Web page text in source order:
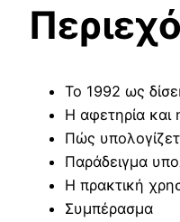
Το 1992 ως
Η αφετηρία και
Πώς
Παράδειγμα
Η πρακτική
Συμπέρασμα